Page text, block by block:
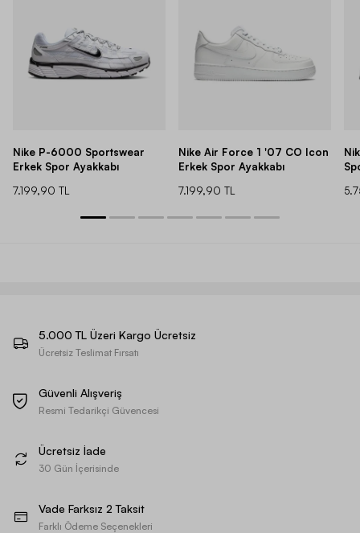
Nike P-6000 Sportswear
Erkek Spor Ayakkabı
7.199,90 TL
Nike Air Force 1 '07 CO Icon
Erkek Spor Ayakkabı
7.199,90 TL
5.000 TL Üzeri Kargo Ücretsiz
Ücretsiz Teslimat Fırsatı
Güvenli Alışveriş
Resmi Tedarikçi Güvencesi
Ücretsiz İade
30 Gün İçerisinde
Vade Farksız 2 Taksit
Farklı Ödeme Seçenekleri